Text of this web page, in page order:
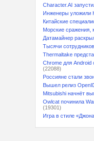
Character.AI
Инженеры уложили
Китайские
Морские сражения,
Датамайнер
Тысячи
Thermaltake
Chrome для Android
(22088)
Россияне стали
Вышел релиз
Mitsubishi начнёт
Owlcat починила
(19301)
Игра в стиле